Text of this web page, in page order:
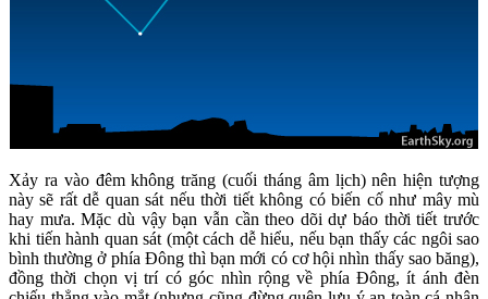
Xảy ra vào đêm không trăng (cuối tháng âm lịch) nên hiện tượng
này sẽ rất dễ quan sát nếu thời tiết không có biến cố như mây mù
hay mưa. Mặc dù vậy bạn vẫn cần theo dõi dự báo thời tiết trước
khi tiến hành quan sát (một cách dễ hiểu, nếu bạn thấy các ngôi sao
bình thường ở phía Đông thì bạn mới có cơ hội nhìn thấy sao băng),
đồng thời chọn vị trí có góc nhìn rộng về phía Đông, ít ánh đèn